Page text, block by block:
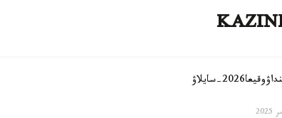
وقيعا2026-سايلاۋ